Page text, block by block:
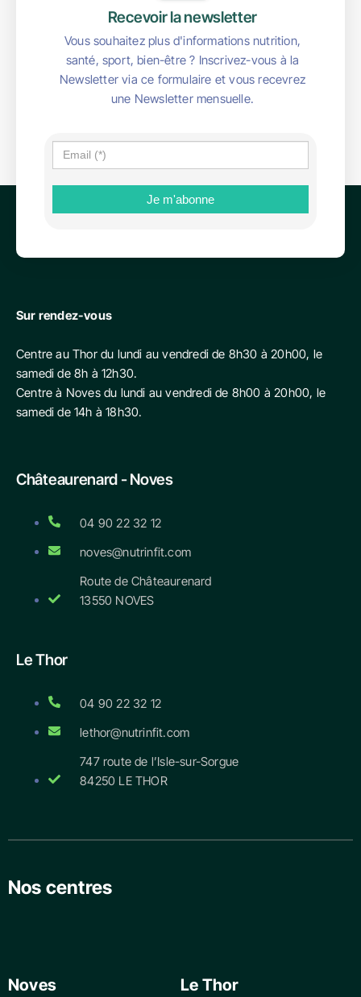
Recevoir la newsletter
Vous souhaitez plus d'informations nutrition,
santé, sport, bien-être ? Inscrivez-vous à la
Newsletter via ce formulaire et vous recevrez
une Newsletter mensuelle.
Sur rendez-vous
Centre au Thor du lundi au vendredi de 8h30 à 20h00, le
samedi de 8h à 12h30.
Centre à Noves du lundi au vendredi de 8h00 à 20h00, le
samedi de 14h à 18h30.
Châteaurenard - Noves
04 90 22 32 12
noves@nutrinfit.com
Route de Châteaurenard
13550 NOVES
Le Thor
04 90 22 32 12
lethor@nutrinfit.com
747 route de l’Isle-sur-Sorgue
84250 LE THOR
Nos centres
Noves Le Thor